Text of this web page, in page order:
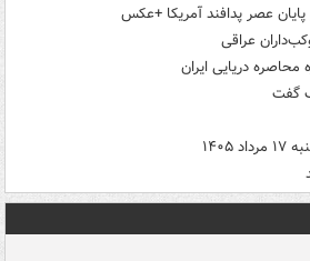
عراقی
محاصره دریایی ایران
گفت